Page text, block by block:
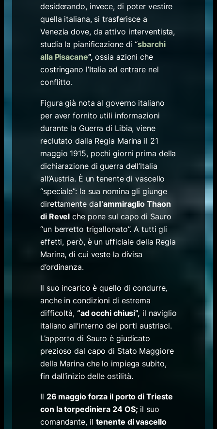
desiderando, invece, di poter vestire
quella italiana, si trasferisce a
Venezia dove, da attivo interventista,
studia la pianificazione di “sbarchi
alla Pisacane”, ossia azioni che
costringano l’Italia ad entrare nel
conflitto.
Figura già nota al governo italiano
per aver fornito utili informazioni
durante la Guerra di Libia, viene
reclutato dalla Regia Marina il 21
maggio 1915, pochi giorni prima della
dichiarazione di guerra dell’Italia
all’Austria. È un tenente di vascello
“speciale”: la sua nomina gli giunge
direttamente dall’ammiraglio Thaon
di Revel che pone sul capo di Sauro
“un berretto trigallonato”. A tutti gli
effetti, però, è un ufficiale della Regia
Marina, di cui veste la divisa
d’ordinanza.
Il suo incarico è quello di condurre,
anche in condizioni di estrema
difficoltà, “ad occhi chiusi”, il naviglio
italiano all’interno dei porti austriaci.
L’apporto di Sauro è giudicato
prezioso dal capo di Stato Maggiore
della Marina che lo impiega subito,
fin dall’inizio delle ostilità.
Il 26 maggio forza il porto di Trieste
con la torpediniera 24 OS; il suo
comandante, il tenente di vascello